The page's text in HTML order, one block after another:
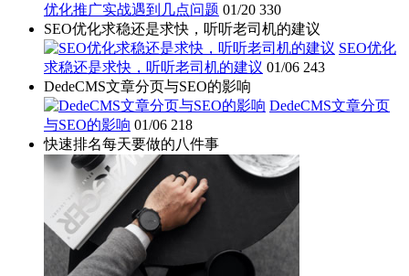
优化推广实战遇到几点问题 01/20 330
SEO优化求稳还是求快，听听老司机的建议
SEO优化
求稳还是求快，听听老司机的建议 01/06 243
DedeCMS文章分页与SEO的影响
DedeCMS文章分页
与SEO的影响 01/06 218
快速排名每天要做的八件事